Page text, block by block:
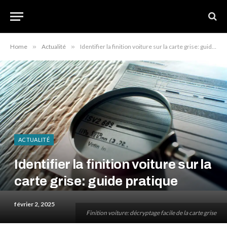
Home » Actualité » Identifier la finition voiture sur la carte grise: guide pratique
Finition voiture: décryptage facile de la carte grise
ACTUALITÉ
Identifier la finition voiture sur la
carte grise: guide pratique
février 2, 2025